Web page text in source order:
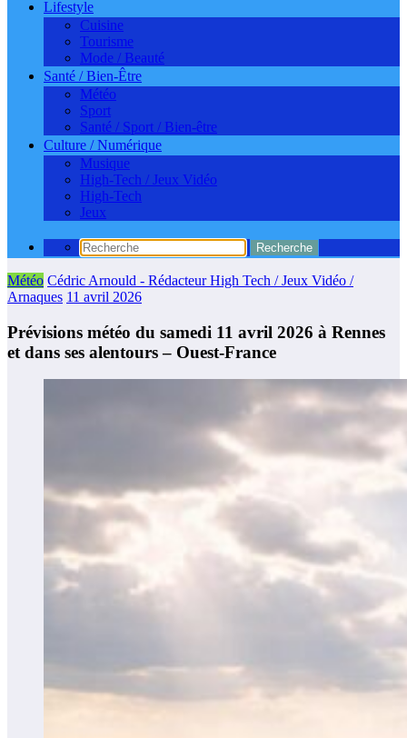
Lifestyle
Cuisine
Tourisme
Mode / Beauté
Santé / Bien-Être
Météo
Sport
Santé / Sport / Bien-être
Culture / Numérique
Musique
High-Tech / Jeux Vidéo
High-Tech
Jeux
Météo Cédric Arnould - Rédacteur High Tech / Jeux Vidéo /
Arnaques 11 avril 2026
Prévisions météo du samedi 11 avril 2026 à Rennes
et dans ses alentours – Ouest-France